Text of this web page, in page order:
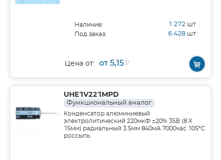
Наличие: 1 272 шт
Под заказ: 6 428 шт
Цена от: от 5,15₽
UHE1V221MPD
Функциональный аналог
Конденсатор алюминиевый
электролитический 220мкФ ±20% 35В (8 X
15мм) радиальный 3.5мм 840мА 7000час 105°С
россыпь